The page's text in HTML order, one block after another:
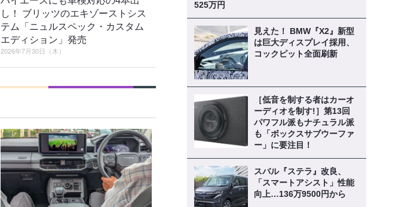
し！ ブリッツのエキゾーストシス
テム「ニュルスペック・カスタム
エディション」発売
2026年7月30日（木）
525万円
見えた！ BMW『X2』新型
は巨大ディスプレイ採用、
コックピット全面刷新
［低音を制する者はカーオ
ーディオを制す!］第13回
パワフル派もナチュラル派
も「ボックスサブウーファ
ー」に要注目！
スバル『ステラ』改良、
「スマートアシスト」性能
向上…136万9500円から